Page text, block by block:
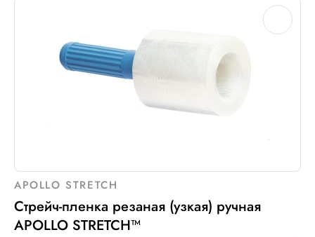
APOLLO STRETCH
Стрейч-пленка резаная (узкая) ручная
APOLLO STRETCH™